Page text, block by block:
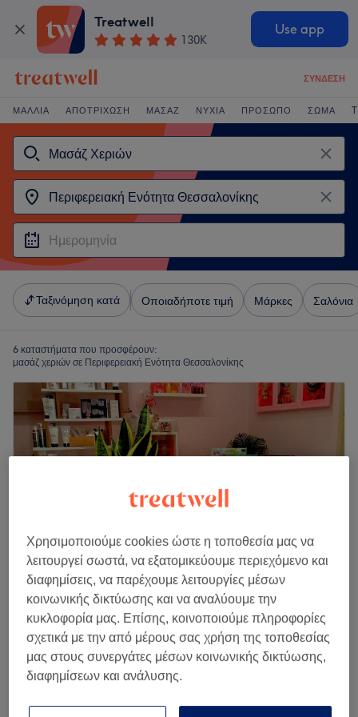
Treatwell
130K
Use app
ΣΎΝΔΕΣΗ
ΜΑΛΛΙΆ ΑΠΟΤΡΊΧΩΣΗ ΜΑΣΆΖ ΝΎΧΙΑ ΠΡΌΣΩΠΟ ΣΏΜΑ
Ταξινόμηση κατά Οποιαδήποτε τιμή Μάρκες Σαλόνια
6 καταστήματα που προσφέρουν:
μασάζ χεριών σε Περιφερειακή Ενότητα Θεσσαλονίκης
Be Beauty Panda
5,0
63 κριτικές
Καρδία, Περιφερειακή Ενότητα Θεσσαλονίκης
Εμφάνιση στον χάρτη
40 λεπτά
Χρησιμοποιούμε cookies ώστε η τοποθεσία μας να
λειτουργεί σωστά, να εξατομικεύουμε περιεχόμενο και
διαφημίσεις, να παρέχουμε λειτουργίες μέσων
κοινωνικής δικτύωσης και να αναλύουμε την
κυκλοφορία μας. Επίσης, κοινοποιούμε πληροφορίες
σχετικά με την από μέρους σας χρήση της τοποθεσίας
μας στους συνεργάτες μέσων κοινωνικής δικτύωσης,
διαφημίσεων και ανάλυσης.